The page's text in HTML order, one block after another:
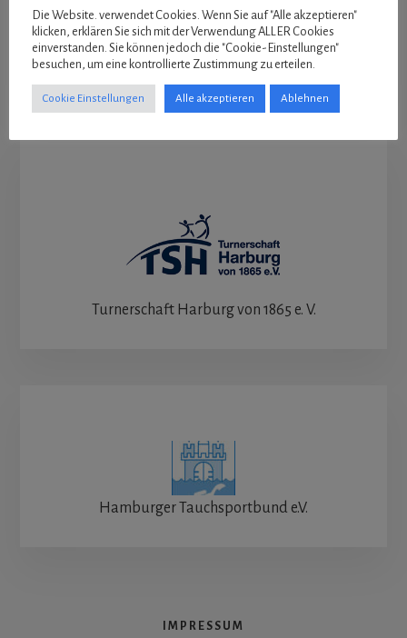
10.01.12.
Turnerschaft Harburg von 1865 e. V.
Hamburger Tauchsportbund e.V.
IMPRESSUM
Die Website. verwendet Cookies. Wenn Sie auf "Alle akzeptieren"
klicken, erklären Sie sich mit der Verwendung ALLER Cookies
einverstanden. Sie können jedoch die "Cookie-Einstellungen"
besuchen, um eine kontrollierte Zustimmung zu erteilen.
Cookie Einstellungen Alle akzeptieren Ablehnen